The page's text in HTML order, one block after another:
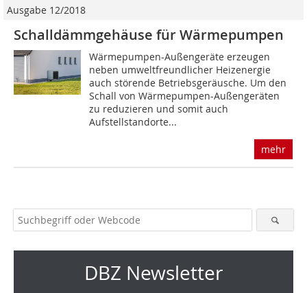
Ausgabe 12/2018
Schalldämmgehäuse für Wärmepumpen
Wärmepumpen-Außengeräte erzeugen
neben umweltfreundlicher Heizenergie
auch störende Betriebsgeräusche. Um den
Schall von Wärmepumpen-Außengeräten
zu reduzieren und somit auch
Aufstellstandorte...
mehr
DBZ Newsletter